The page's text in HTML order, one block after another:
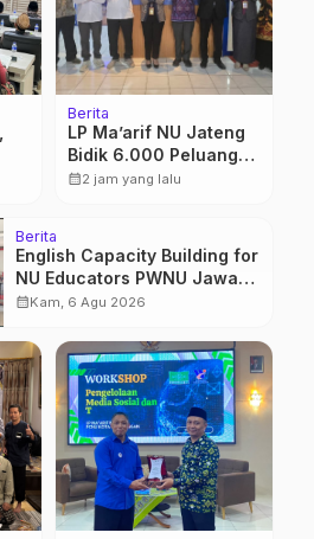
Berita
LP Ma’arif NU Jateng
Bidik 6.000 Peluang
Pelatihan dan
calendar_month2 jam yang lalu
Berita
English Capacity Building for
NU Educators PWNU Jawa
Tengah Batch#4; Membuka
calendar_monthKam, 6 Agu 2026